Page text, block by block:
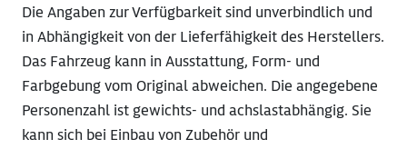
Die Angaben zur Verfügbarkeit sind unverbindlich und
in Abhängigkeit von der Lieferfähigkeit des Herstellers.
Das Fahrzeug kann in Ausstattung, Form- und
Farbgebung vom Original abweichen. Die angegebene
Personenzahl ist gewichts- und achslastabhängig. Sie
kann sich bei Einbau von Zubehör und